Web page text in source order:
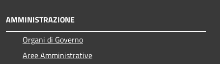
AMMINISTRAZIONE
Organi di Governo
Aree Amministrative